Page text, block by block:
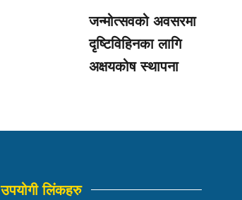
जन्मोत्सवको अवसरमा
दृष्टिविहिनका लागि
अक्षयकोष स्थापना
उपयोगी लिंकहरु